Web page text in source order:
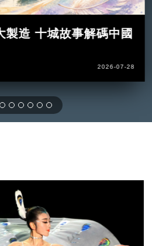
製造 十城故事解碼中國
2026-07-28